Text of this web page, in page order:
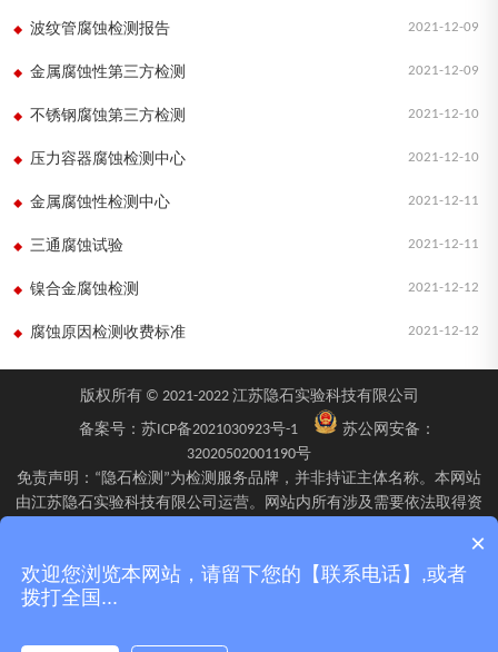
2021-12-09
波纹管腐蚀检测报告
2021-12-09
金属腐蚀性第三方检测
2021-12-10
不锈钢腐蚀第三方检测
2021-12-10
压力容器腐蚀检测中心
2021-12-11
金属腐蚀性检测中心
2021-12-11
三通腐蚀试验
2021-12-12
镍合金腐蚀检测
2021-12-12
腐蚀原因检测收费标准
版权所有 © 2021-2022 江苏隐石实验科技有限公司
备案号： 苏ICP备2021030923号-1
苏公网安备：
32020502001190号
免责声明：“隐石检测”为检测服务品牌，并非持证主体名称。本网站
由江苏隐石实验科技有限公司运营。网站内所有涉及需要依法取得资
石检验检测有限公司、四川隐石检验检测有限公司、南京隐石安全阀
校验有限公司在资质认定能力范围内具体实施并出具报告。不同检测
项目的资质适用范围、报告标识及出具主体可能不同，具体情况以双
×
欢迎您浏览本网站，请留下您的【联系电话】,或者
拨打全国...